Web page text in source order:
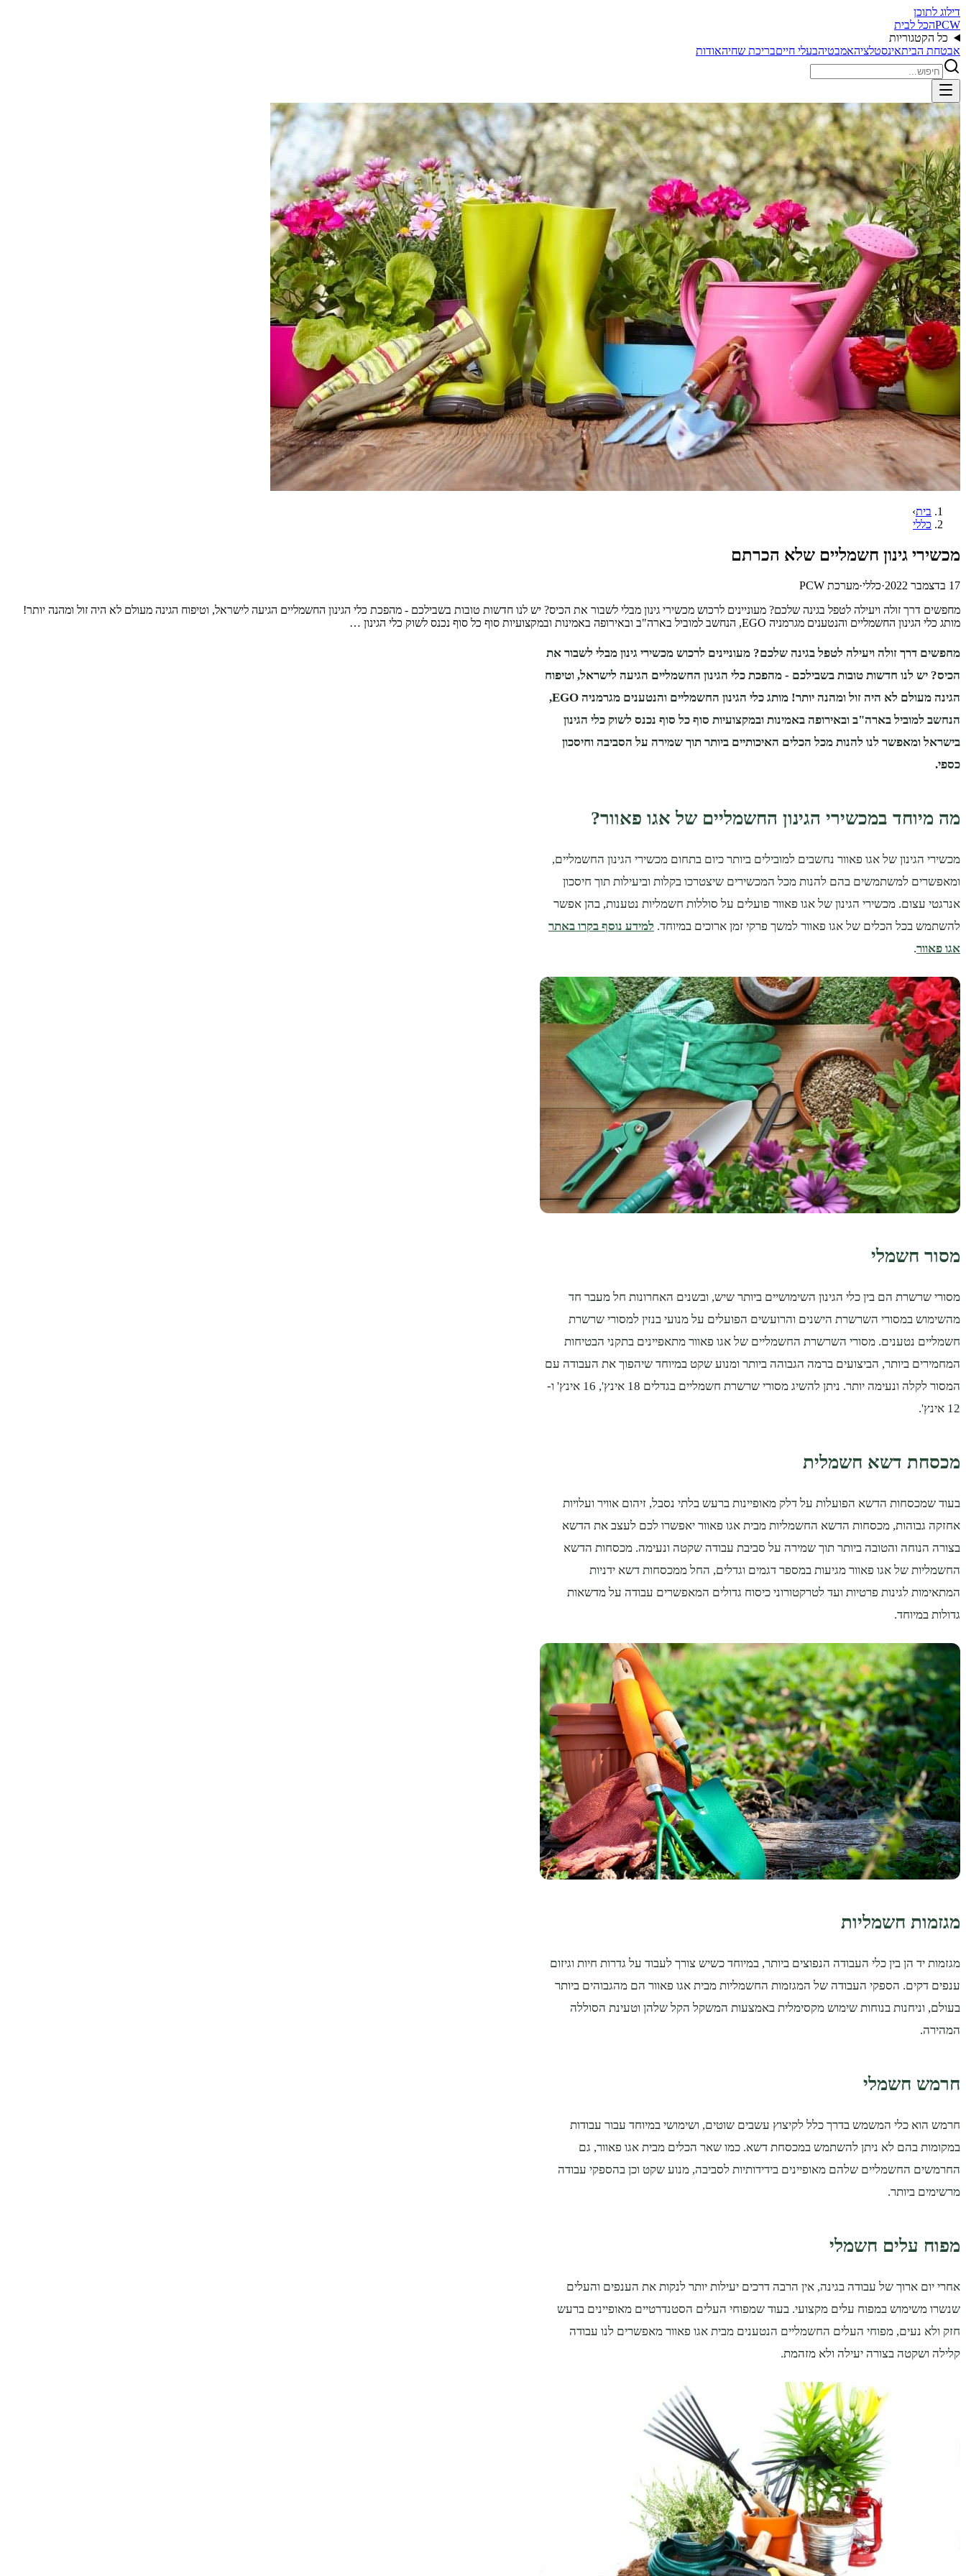
דילוג לתוכן
PCWהכל לבית
כל הקטגוריות
אבטחת הביתאינסטלציהאמבטיהבעלי חייםבריכת שחיהאודות
בית›
כללי
מכשירי גינון חשמליים שלא הכרתם
17 בדצמבר 2022 ·כללי·מערכת PCW
מחפשים דרך זולה ויעילה לטפל בגינה שלכם? מעוניינים לרכוש מכשירי גינון מבלי לשבור את הכיס? יש לנו חדשות טובות בשבילכם - מהפכת כלי הגינון החשמליים הגיעה לישראל, וטיפוח הגינה מעולם לא היה זול ומהנה יותר!
מותג כלי הגינון החשמליים והנטענים מגרמניה EGO, הנחשב למוביל בארה"ב ובאירופה באמינות ובמקצועיות סוף כל סוף נכנס לשוק כלי הגינון …
מחפשים דרך זולה ויעילה לטפל בגינה שלכם? מעוניינים לרכוש מכשירי גינון מבלי לשבור את
הכיס? יש לנו חדשות טובות בשבילכם - מהפכת כלי הגינון החשמליים הגיעה לישראל, וטיפוח
הגינה מעולם לא היה זול ומהנה יותר! מותג כלי הגינון החשמליים והנטענים מגרמניה EGO,
הנחשב למוביל בארה"ב ובאירופה באמינות ובמקצועיות סוף כל סוף נכנס לשוק כלי הגינון
בישראל ומאפשר לנו להנות מכל הכלים האיכותיים ביותר תוך שמירה על הסביבה וחיסכון
כספי.
מה מיוחד במכשירי הגינון החשמליים של אגו פאוור?
מכשירי הגינון של אגו פאוור נחשבים למובילים ביותר כיום בתחום מכשירי הגינון החשמליים,
ומאפשרים למשתמשים בהם להנות מכל המכשירים שיצטרכו בקלות וביעילות תוך חיסכון
אנרגטי עצום. מכשירי הגינון של אגו פאוור פועלים על סוללות חשמליות נטענות, בהן אפשר
להשתמש בכל הכלים של אגו פאוור למשך פרקי זמן ארוכים במיוחד. למידע נוסף בקרו באתר
אגו פאוור.
מסור חשמלי
מסורי שרשרת הם בין כלי הגינון השימושיים ביותר שיש, ובשנים האחרונות חל מעבר חד
מהשימוש במסורי השרשרת הישנים והרועשים הפועלים על מנועי בנזין למסורי שרשרת
חשמליים נטענים. מסורי השרשרת החשמליים של אגו פאוור מתאפיינים בתקני הבטיחות
המחמירים ביותר, הביצועים ברמה הגבוהה ביותר ומנוע שקט במיוחד שיהפוך את העבודה עם
המסור לקלה ונעימה יותר. ניתן להשיג מסורי שרשרת חשמליים בגדלים 18 אינץ', 16 אינץ' ו-
12 אינץ'.
מכסחת דשא חשמלית
בעוד שמכסחות הדשא הפועלות על דלק מאופיינות ברעש בלתי נסבל, זיהום אוויר ועלויות
אחזקה גבוהות, מכסחות הדשא החשמליות מבית אגו פאוור יאפשרו לכם לעצב את הדשא
בצורה הנוחה והטובה ביותר תוך שמירה על סביבת עבודה שקטה ונעימה. מכסחות הדשא
החשמליות של אגו פאוור מגיעות במספר דגמים וגדלים, החל ממכסחות דשא ידניות
המתאימות לגינות פרטיות ועד לטרקטורוני כיסוח גדולים המאפשרים עבודה על מדשאות
גדולות במיוחד.
מגזמות חשמליות
מגזמות יד הן בין כלי העבודה הנפוצים ביותר, במיוחד כשיש צורך לעבוד על גדרות חיות וגיזום
ענפים דקים. הספקי העבודה של המגזמות החשמליות מבית אגו פאוור הם מהגבוהים ביותר
בעולם, וניחנות בנוחות שימוש מקסימלית באמצעות המשקל הקל שלהן וטעינת הסוללה
המהירה.
חרמש חשמלי
חרמש הוא כלי המשמש בדרך כלל לקיצוץ עשבים שוטים, ושימושי במיוחד עבור עבודות
במקומות בהם לא ניתן להשתמש במכסחת דשא. כמו שאר הכלים מבית אגו פאוור, גם
החרמשים החשמליים שלהם מאופיינים בידידותיות לסביבה, מנוע שקט וכן בהספקי עבודה
מרשימים ביותר.
מפוח עלים חשמלי
אחרי יום ארוך של עבודה בגינה, אין הרבה דרכים יעילות יותר לנקות את הענפים והעלים
שנשרו משימוש במפוח עלים מקצועי. בעוד שמפוחי העלים הסטנדרטיים מאופיינים ברעש
חזק ולא נעים, מפוחי העלים החשמליים הנטענים מבית אגו פאוור מאפשרים לנו עבודה
קלילה ושקטה בצורה יעילה ולא מזהמת.